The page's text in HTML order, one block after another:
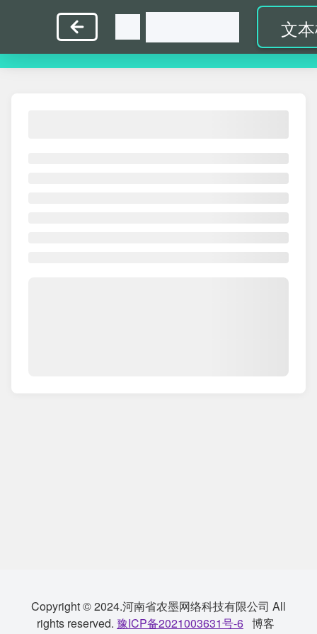
首
指
法练
习
英
习
中
习
打
赛
教
师入
口
文
Copyright © 2024.河南省农墨网络科技有限公司 All
rights reserved. 豫ICP备2021003631号-6 博客